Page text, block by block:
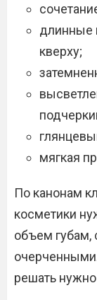
длинные
кверху;
мягкая
По канонам
косметики
объем губам,
решать